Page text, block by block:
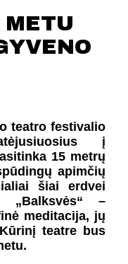
SU NEGALIA
METU
teatro festivalio
į
15 metrų
apimčių
šiai erdvei
„Balksvės“ –
meditacija, jų
teatre bus